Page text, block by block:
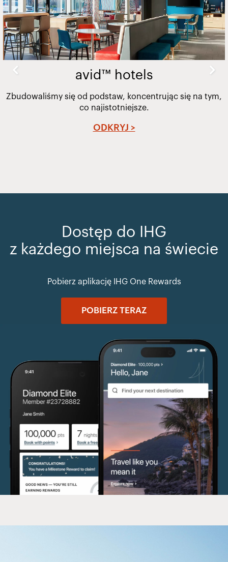
avid™ hotels
Zbudowaliśmy się od podstaw, koncentrując się na tym,
co najistotniejsze.
ODKRYJ >
Dostęp do IHG
z każdego miejsca na świecie
Pobierz aplikację IHG One Rewards
POBIERZ TERAZ